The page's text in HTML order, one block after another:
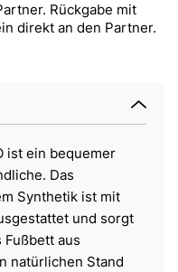
Rückgabe mit
direkt an den Partner.
ist ein bequemer
Das
Synthetik ist mit
und sorgt
aus
natürlichen Stand